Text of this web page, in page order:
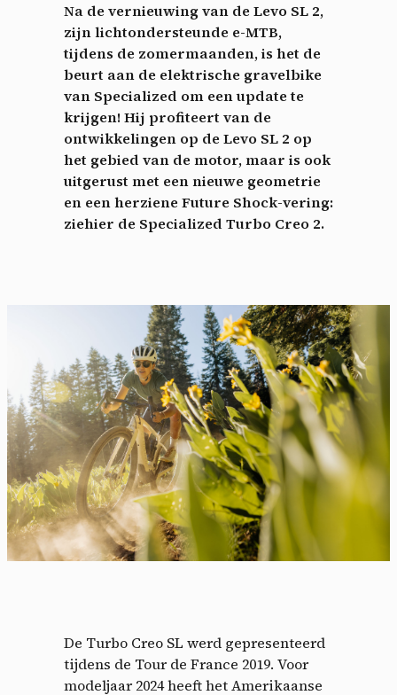
Na de vernieuwing van de Levo SL 2,
zijn lichtondersteunde e-MTB,
tijdens de zomermaanden, is het de
beurt aan de elektrische gravelbike
van Specialized om een ​​update te
krijgen! Hij profiteert van de
ontwikkelingen op de Levo SL 2 op
het gebied van de motor, maar is ook
uitgerust met een nieuwe geometrie
en een herziene Future Shock-vering:
ziehier de Specialized Turbo Creo 2.
De Turbo Creo SL werd gepresenteerd
tijdens de Tour de France 2019. Voor
modeljaar 2024 heeft het Amerikaanse